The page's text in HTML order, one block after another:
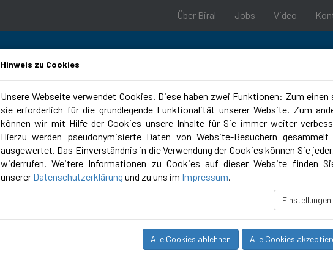
Über Biral Jobs Video
Service & Support Planungstools Campus
Hinweis zu Cookies
Unsere Webseite verwendet Cookies. Diese haben zwei Funktionen: Zum einen
sie erforderlich für die grundlegende Funktionalität unserer Website. Zum
können wir mit Hilfe der Cookies unsere Inhalte für Sie immer weiter
Hierzu werden pseudonymisierte Daten von Website-Besuchern gesammelt
ausgewertet. Das Einverständnis in die Verwendung der Cookies können Sie
widerrufen. Weitere Informationen zu Cookies auf dieser Website finden
unserer Datenschutzerklärung und zu uns im Impressum.
Einstellungen
Alle Cookies ablehnen Alle Cookies